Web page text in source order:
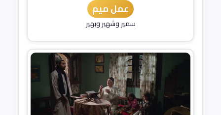
عمل ميم
سمير وشهير وبهير